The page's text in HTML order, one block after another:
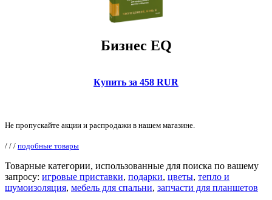
Бизнес EQ
Купить за 458 RUR
Не пропускайте акции и распродажи в нашем магазине.
/ / / подобные товары
Товарные категории, использованные для поиска по вашему
запросу: игровые приставки, подарки, цветы, тепло и
шумоизоляция, мебель для спальни, запчасти для планшетов